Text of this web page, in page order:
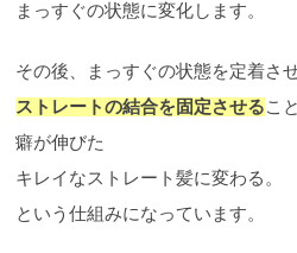
まっすぐの状態に変化します。
その後、まっすぐの状態を定着さ
ストレートの結合を固定させるこ
癖が伸びた
キレイなストレート髪に変わる。
という仕組みになっています。